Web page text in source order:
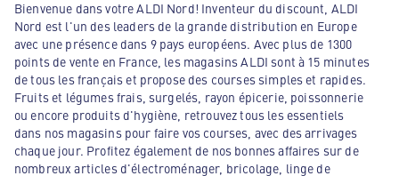
Bienvenue dans votre ALDI Nord! Inventeur du discount, ALDI
Nord est l'un des leaders de la grande distribution en Europe
avec une présence dans 9 pays européens. Avec plus de 1300
points de vente en France, les magasins ALDI sont à 15 minutes
de tous les français et propose des courses simples et rapides.
Fruits et légumes frais, surgelés, rayon épicerie, poissonnerie
ou encore produits d'hygiène, retrouvez tous les essentiels
dans nos magasins pour faire vos courses, avec des arrivages
chaque jour. Profitez également de nos bonnes affaires sur de
nombreux articles d'électroménager, bricolage, linge de